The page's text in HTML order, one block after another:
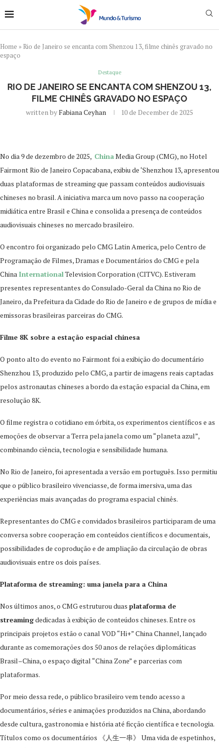
Home » Rio de Janeiro se encanta com Shenzou 13, filme chinês gravado no
espaço
Destaque
RIO DE JANEIRO SE ENCANTA COM SHENZOU 13,
FILME CHINÊS GRAVADO NO ESPAÇO
written byFabiana Ceyhan 10 de December de 2025
No dia 9 de dezembro de 2025, ChinaMedia Group (CMG), no Hotel
Fairmont Rio de Janeiro Copacabana, exibiu de ‘Shenzhou 13, apresentou
duas plataformas de streaming que passam conteúdos audiovisuais
chineses no brasil. A iniciativa marca um novo passo na cooperação
midiática entre Brasil e China e consolida a presença de conteúdos
audiovisuais chineses no mercado brasileiro.
O encontro foi organizado pelo CMG Latin America, pelo Centro de
Programação de Filmes, Dramas e Documentários do CMG e pela
China InternationalTelevision Corporation (CITVC). Estiveram
presentes representantes do Consulado-Geral da China no Rio de
Janeiro, da Prefeitura da Cidade do Rio de Janeiro e de grupos de mídia e
emissoras brasileiras parceiras do CMG.
Filme 8K sobre a estação espacial chinesa
O ponto alto do evento no Fairmont foi a exibição do documentário
Shenzhou 13, produzido pelo CMG, a partir de imagens reais captadas
pelos astronautas chineses a bordo da estação espacial da China, em
resolução 8K.
O filme registra o cotidiano em órbita, os experimentos científicos e as
emoções de observar a Terra pela janela como um “planeta azul”,
combinando ciência, tecnologia e sensibilidade humana.
No Rio de Janeiro, foi apresentada a versão em português. Isso permitiu
que o público brasileiro vivenciasse, de forma imersiva, uma das
experiências mais avançadas do programa espacial chinês.
Representantes do CMG e convidados brasileiros participaram de uma
conversa sobre cooperação em conteúdos científicos e documentais,
possibilidades de coprodução e de ampliação da circulação de obras
audiovisuais entre os dois países.
Plataforma de streaming: uma janela para a China
Nos últimos anos, o CMG estruturou duas plataforma de
streamingdedicadas à exibição de conteúdos chineses. Entre os
principais projetos estão o canal VOD “Hi+” China Channel, lançado
durante as comemorações dos 50 anos de relações diplomáticas
Brasil–China, o espaço digital “China Zone” e parcerias com
plataformas.
Por meio dessa rede, o público brasileiro vem tendo acesso a
documentários, séries e animações produzidos na China, abordando
desde cultura, gastronomia e história até ficção científica e tecnologia.
Títulos como os documentários 《人生一串》 Uma vida de espetinhos,